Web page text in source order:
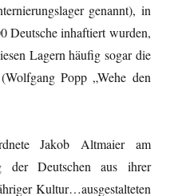
genannt), in
Deutsche inhaftiert wurden,
Lagern häufig sogar die
Popp „Wehe den
Jakob Altmaier am
der Deutschen aus ihrer
Kultur…ausgestalteten